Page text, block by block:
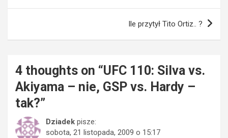
Ile przytył Tito Ortiz.. ?
4 thoughts on “UFC 110: Silva vs.
Akiyama – nie, GSP vs. Hardy –
tak?”
Dziadek pisze:
sobota, 21 listopada, 2009 o 15:17